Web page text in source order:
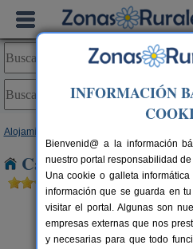
Alojamientos
Casas Rurales cerca
INFORMACIÓN
Bienvenid@ a la información
nuestro portal responsabilidad de
Una cookie o galleta
información que se guarda en
visitar el portal. Algunas son
empresas externas que nos
y necesarias para que todo